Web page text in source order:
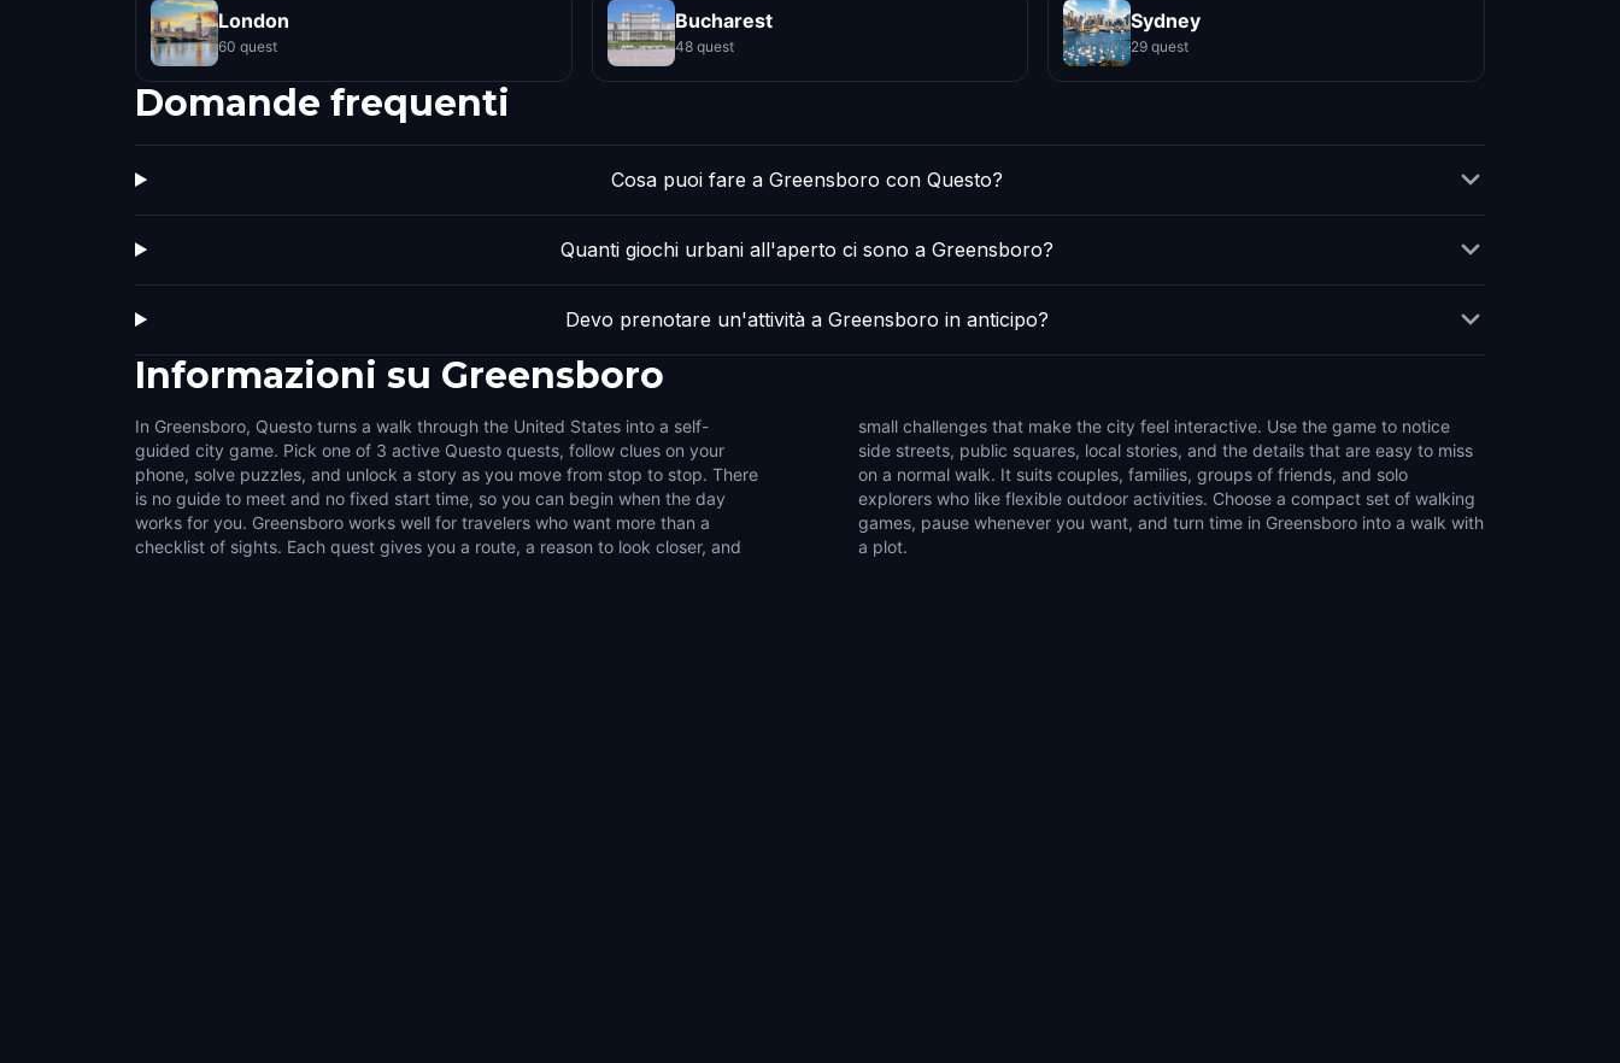
London
60 quest
Bucharest
48 quest
Sydney
29 quest
Domande frequenti
Cosa puoi fare a Greensboro con Questo?
Quanti giochi urbani all'aperto ci sono a Greensboro?
Devo prenotare un'attività a Greensboro in anticipo?
Informazioni su Greensboro
In Greensboro, Questo turns a walk through the United States into a self-
guided city game. Pick one of 3 active Questo quests, follow clues on your
phone, solve puzzles, and unlock a story as you move from stop to stop. There
is no guide to meet and no fixed start time, so you can begin when the day
works for you. Greensboro works well for travelers who want more than a
checklist of sights. Each quest gives you a route, a reason to look closer, and
small challenges that make the city feel interactive. Use the game to notice
side streets, public squares, local stories, and the details that are easy to miss
on a normal walk. It suits couples, families, groups of friends, and solo
explorers who like flexible outdoor activities. Choose a compact set of walking
games, pause whenever you want, and turn time in Greensboro into a walk with
a plot.